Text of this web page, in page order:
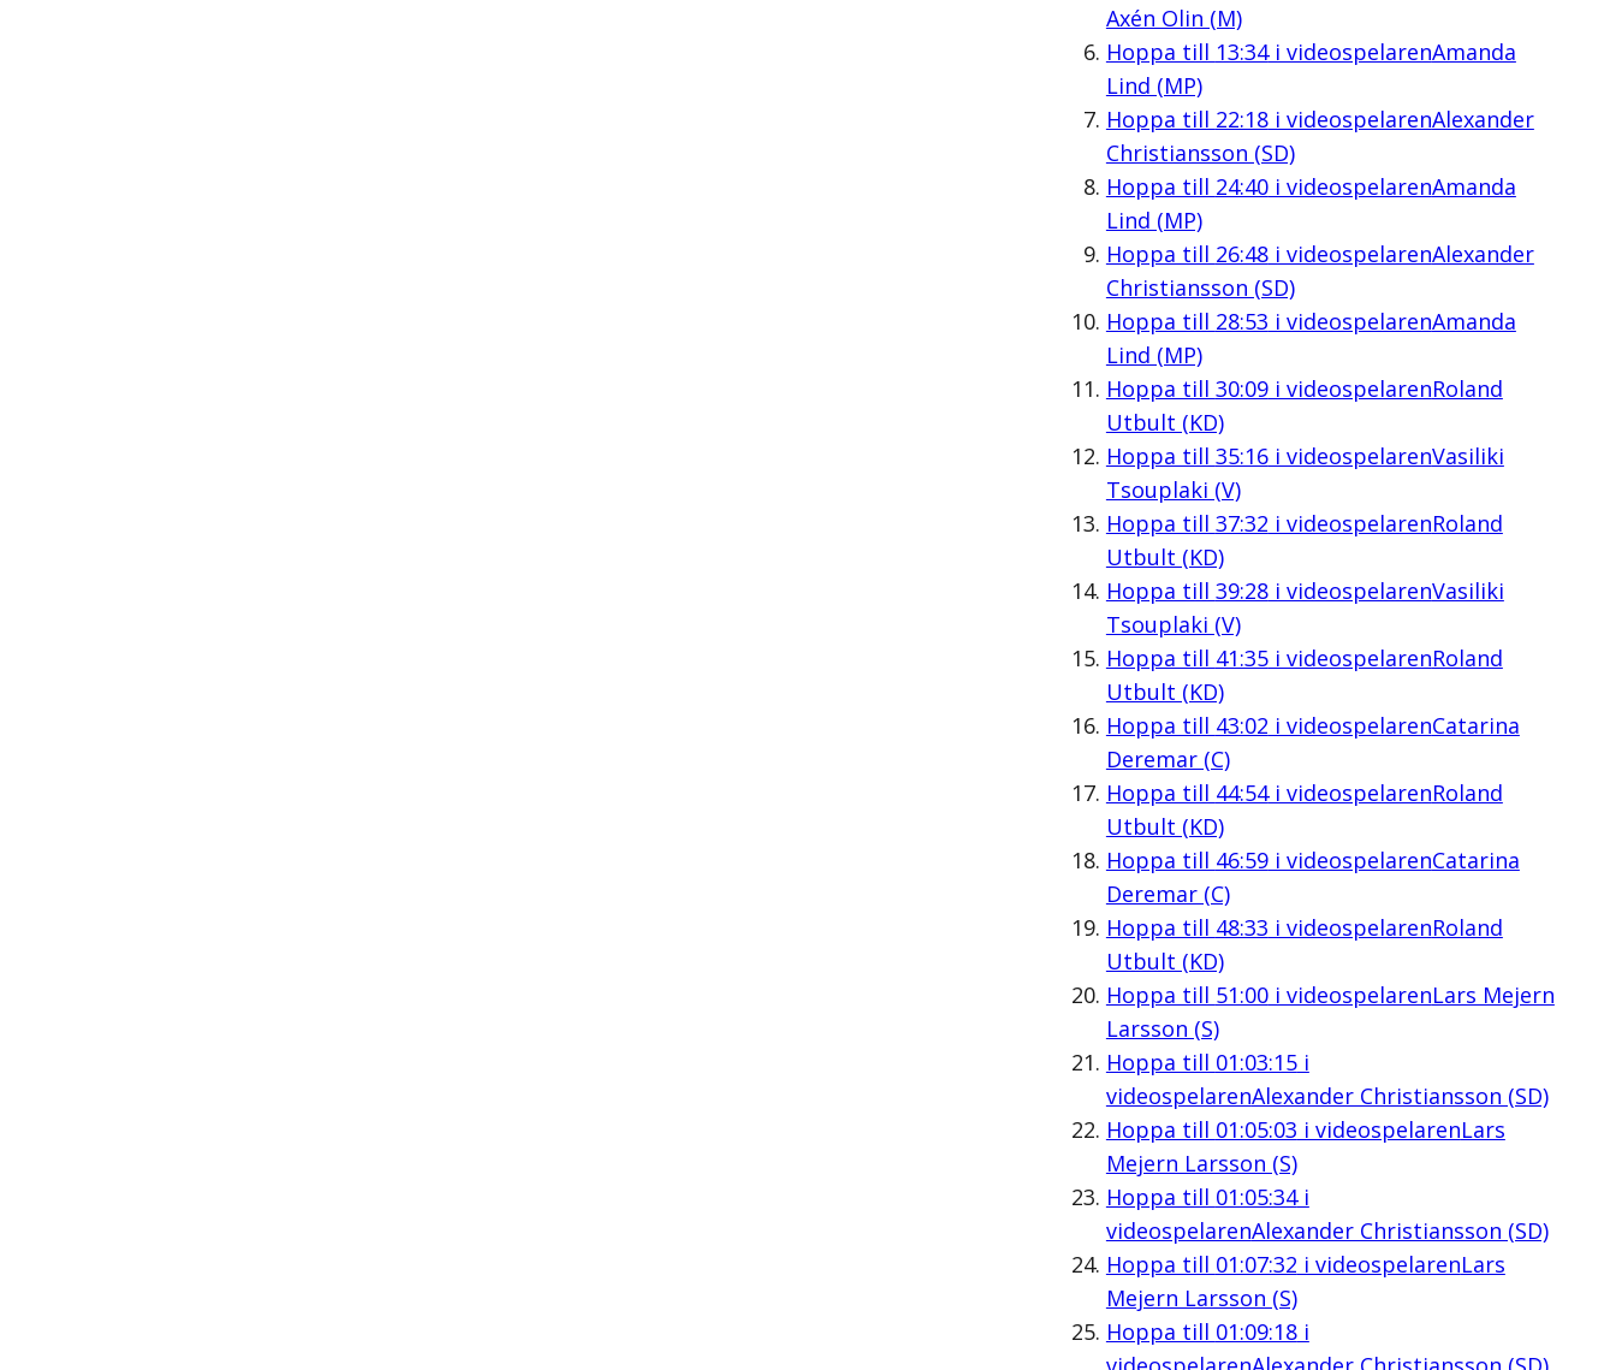
Axén Olin (M)
Hoppa till 13:34i videospelarenAmanda
Lind (MP)
Hoppa till 22:18i videospelarenAlexander
Christiansson (SD)
Hoppa till 24:40i videospelarenAmanda
Lind (MP)
Hoppa till 26:48i videospelarenAlexander
Christiansson (SD)
Hoppa till 28:53 i videospelarenAmanda
Lind (MP)
Hoppa till 30:09i videospelarenRoland
Utbult (KD)
Hoppa till 35:16i videospelarenVasiliki
Tsouplaki (V)
Hoppa till 37:32 i videospelarenRoland
Utbult (KD)
Hoppa till 39:28i videospelarenVasiliki
Tsouplaki (V)
Hoppa till 41:35i videospelarenRoland
Utbult (KD)
Hoppa till 43:02 i videospelarenCatarina
Deremar (C)
Hoppa till 44:54i videospelarenRoland
Utbult (KD)
Hoppa till 46:59i videospelarenCatarina
Deremar (C)
Hoppa till 48:33 i videospelarenRoland
Utbult (KD)
Hoppa till 51:00i videospelarenLars Mejern
Larsson (S)
Hoppa till 01:03:15i
videospelarenAlexander Christiansson (SD)
Hoppa till 01:05:03 i videospelarenLars
Mejern Larsson (S)
Hoppa till 01:05:34i
videospelarenAlexander Christiansson (SD)
Hoppa till 01:07:32 i videospelarenLars
Mejern Larsson (S)
Hoppa till 01:09:18i